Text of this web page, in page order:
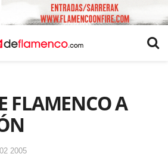
FLAMENCO A
2005